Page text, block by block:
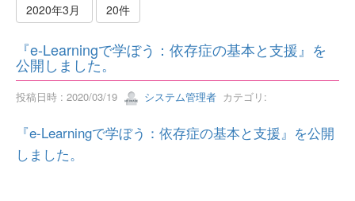
2020年3月 20件
『e-Learningで学ぼう：依存症の基本と支援』を
公開しました。
投稿日時 : 2020/03/19 システム管理者 カテゴリ:
『e-Learningで学ぼう：依存症の基本と支援』を公開
しました。